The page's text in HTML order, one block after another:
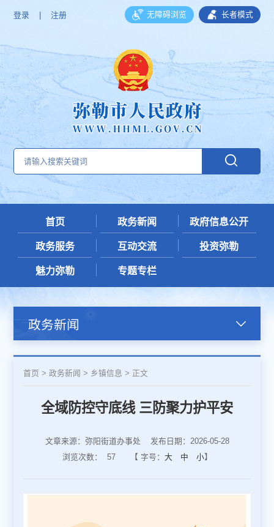
登录 注册 无障碍浏览 长者模式
首页 政务新闻 政府信息公开
政务服务 互动交流 投资弥勒
魅力弥勒 专题专栏
政务新闻
首页 >政务新闻 > 乡镇信息 > 正文
全域防控守底线 三防聚力护平安
文章来源：弥阳街道办事处
发布日期：2026-05-28
浏览次数：
57 【 字号： 大 中 小】